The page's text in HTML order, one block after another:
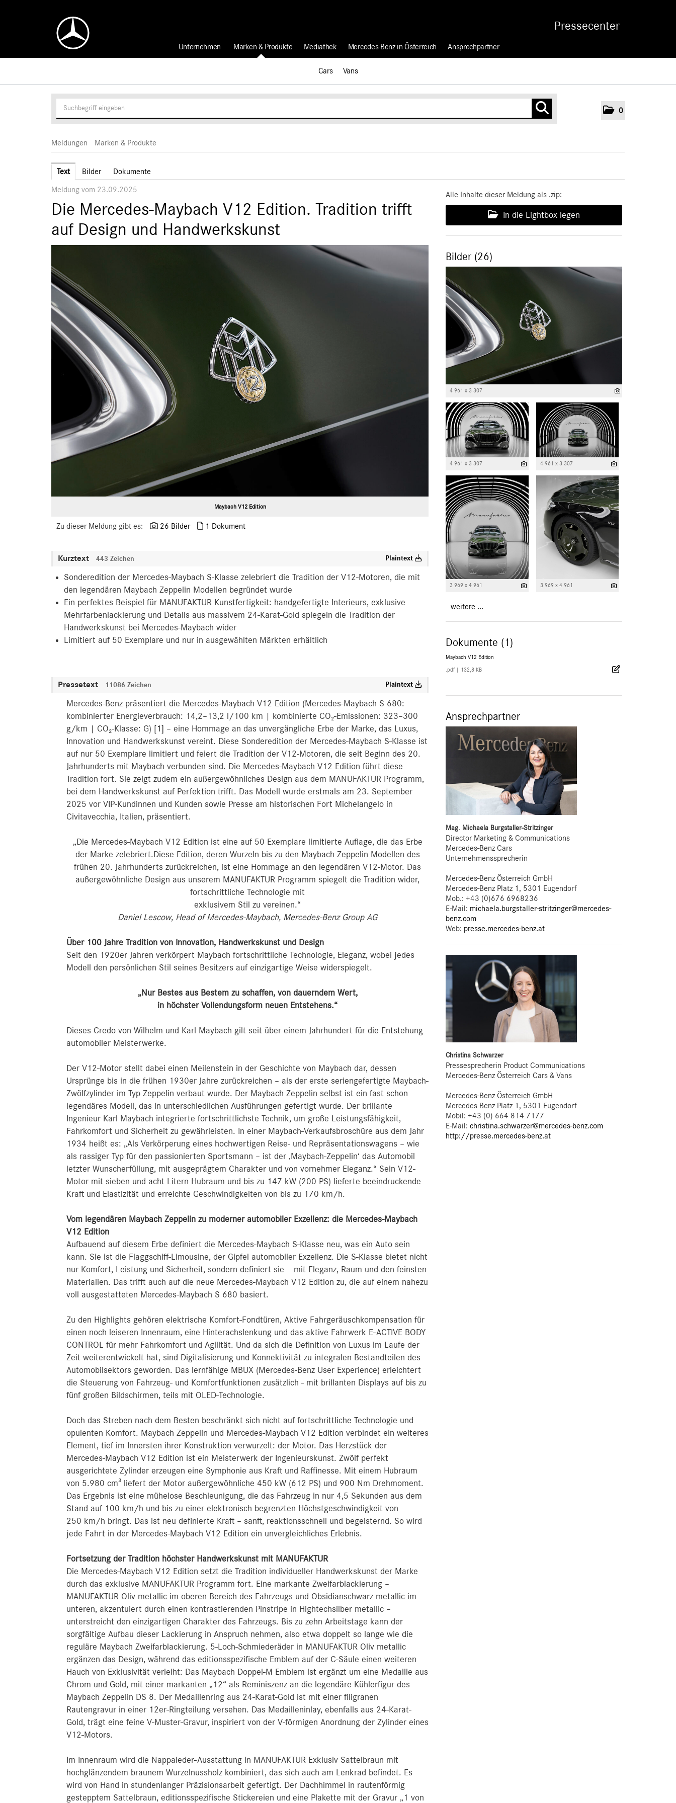
Pressecenter
0
Unternehmen Marken & Produkte
Cars Vans
Mediathek Mercedes-Benz in Österreich Ansprechpartner
Meldungen Marken & Produkte
Text Bilder Dokumente
Meldung vom 23.09.2025
Die Mercedes-Maybach V12 Edition. Tradition trifft
auf Design und Handwerkskunst
Maybach V12 Edition
Zu dieser Meldung gibt es: 26 Bilder 1 Dokument
Kurztext 443 Zeichen Plaintext
Sonderedition der Mercedes-Maybach S-Klasse zelebriert die Tradition der V12-Motoren, die mit
den legendären Maybach Zeppelin Modellen begründet wurde
Ein perfektes Beispiel für MANUFAKTUR Kunstfertigkeit: handgefertigte Interieurs, exklusive
Mehrfarbenlackierung und Details aus massivem 24-Karat-Gold spiegeln die Tradition der
Handwerkskunst bei Mercedes‑Maybach wider
Limitiert auf 50 Exemplare und nur in ausgewählten Märkten erhältlich
Pressetext 11086 Zeichen Plaintext
Mercedes-Benz präsentiert die Mercedes‑Maybach V12 Edition (Mercedes‑Maybach S 680:
kombinierter Energieverbrauch: 14,2–13,2 l/100 km | kombinierte CO₂-Emissionen: 323–300
g/km | CO₂-Klasse: G) [1] – eine Hommage an das unvergängliche Erbe der Marke, das Luxus,
Innovation und Handwerkskunst vereint. Diese Sonderedition der Mercedes‑Maybach S‑Klasse ist
auf nur 50 Exemplare limitiert und feiert die Tradition der V12-Motoren, die seit Beginn des 20.
Jahrhunderts mit Maybach verbunden sind. Die Mercedes‑Maybach V12 Edition führt diese
Tradition fort. Sie zeigt zudem ein außergewöhnliches Design aus dem MANUFAKTUR Programm,
bei dem Handwerkskunst auf Perfektion trifft. Das Modell wurde erstmals am 23. September
2025 vor VIP-Kundinnen und Kunden sowie Presse am historischen Fort Michelangelo in
Civitavecchia, Italien, präsentiert.
„Die Mercedes‑Maybach V12 Edition ist eine auf 50 Exemplare limitierte Auflage, die das Erbe
der Marke zelebriert.Diese Edition, deren Wurzeln bis zu den Maybach Zeppelin Modellen des
frühen 20. Jahrhunderts zurückreichen, ist eine Hommage an den legendären V12-Motor. Das
außergewöhnliche Design aus unserem MANUFAKTUR Programm spiegelt die Tradition wider,
fortschrittliche Technologie mit
exklusivem Stil zu vereinen.“
Daniel Lescow, Head of Mercedes-Maybach, Mercedes-Benz Group AG
Über 100 Jahre Tradition von Innovation, Handwerkskunst und Design
Seit den 1920er Jahren verkörpert Maybach fortschrittliche Technologie, Eleganz, wobei jedes
Modell den persönlichen Stil seines Besitzers auf einzigartige Weise widerspiegelt.
„Nur Bestes aus Bestem zu schaffen, von dauerndem Wert,
in höchster Vollendungsform neuen Entstehens.“
Dieses Credo von Wilhelm und Karl Maybach gilt seit über einem Jahrhundert für die Entstehung
automobiler Meisterwerke.
Der V12-Motor stellt dabei einen Meilenstein in der Geschichte von Maybach dar, dessen
Ursprünge bis in die frühen 1930er Jahre zurückreichen – als der erste seriengefertigte Maybach-
Zwölfzylinder im Typ Zeppelin verbaut wurde. Der Maybach Zeppelin selbst ist ein fast schon
legendäres Modell, das in unterschiedlichen Ausführungen gefertigt wurde. Der brillante
Ingenieur Karl Maybach integrierte fortschrittlichste Technik, um große Leistungsfähigkeit,
Fahrkomfort und Sicherheit zu gewährleisten. In einer Maybach-Verkaufsbroschüre aus dem Jahr
1934 heißt es: „Als Verkörperung eines hochwertigen Reise- und Repräsentationswagens – wie
als rassiger Typ für den passionierten Sportsmann – ist der ‚Maybach-Zeppelin‘ das Automobil
letzter Wunscherfüllung, mit ausgeprägtem Charakter und von vornehmer Eleganz.“ Sein V12-
Motor mit sieben und acht Litern Hubraum und bis zu 147 kW (200 PS) lieferte beeindruckende
Kraft und Elastizität und erreichte Geschwindigkeiten von bis zu 170 km/h.
Vom legendären Maybach Zeppelin zu moderner automobiler Exzellenz: die Mercedes‑Maybach
V12 Edition
Aufbauend auf diesem Erbe definiert die Mercedes‑Maybach S-Klasse neu, was ein Auto sein
kann. Sie ist die Flaggschiff-Limousine, der Gipfel automobiler Exzellenz. Die S‑Klasse bietet nicht
nur Komfort, Leistung und Sicherheit, sondern definiert sie – mit Eleganz, Raum und den feinsten
Materialien. Das trifft auch auf die neue Mercedes‑Maybach V12 Edition zu, die auf einem nahezu
voll ausgestatteten Mercedes‑Maybach S 680 basiert.
Zu den Highlights gehören elektrische Komfort-Fondtüren, Aktive Fahrgeräuschkompensation für
einen noch leiseren Innenraum, eine Hinterachslenkung und das aktive Fahrwerk E-ACTIVE BODY
CONTROL für mehr Fahrkomfort und Agilität. Und da sich die Definition von Luxus im Laufe der
Zeit weiterentwickelt hat, sind Digitalisierung und Konnektivität zu integralen Bestandteilen des
Automobilsektors geworden. Das lernfähige MBUX (Mercedes‑Benz User Experience) erleichtert
die Steuerung von Fahrzeug- und Komfortfunktionen zusätzlich - mit brillanten Displays auf bis zu
fünf großen Bildschirmen, teils mit OLED-Technologie.
Doch das Streben nach dem Besten beschränkt sich nicht auf fortschrittliche Technologie und
opulenten Komfort. Maybach Zeppelin und Mercedes‑Maybach V12 Edition verbindet ein weiteres
Element, tief im Innersten ihrer Konstruktion verwurzelt: der Motor. Das Herzstück der
Mercedes‑Maybach V12 Edition ist ein Meisterwerk der Ingenieurskunst. Zwölf perfekt
ausgerichtete Zylinder erzeugen eine Symphonie aus Kraft und Raffinesse. Mit einem Hubraum
von 5.980 cm³ liefert der Motor außergewöhnliche 450 kW (612 PS) und 900 Nm Drehmoment.
Das Ergebnis ist eine mühelose Beschleunigung, die das Fahrzeug in nur 4,5 Sekunden aus dem
Stand auf 100 km/h und bis zu einer elektronisch begrenzten Höchstgeschwindigkeit von
250 km/h bringt. Das ist neu definierte Kraft – sanft, reaktionsschnell und begeisternd. So wird
jede Fahrt in der Mercedes‑Maybach V12 Edition ein unvergleichliches Erlebnis.
Fortsetzung der Tradition höchster Handwerkskunst mit MANUFAKTUR
Die Mercedes‑Maybach V12 Edition setzt die Tradition individueller Handwerkskunst der Marke
durch das exklusive MANUFAKTUR Programm fort. Eine markante Zweifarblackierung –
MANUFAKTUR Oliv metallic im oberen Bereich des Fahrzeugs und Obsidianschwarz metallic im
unteren, akzentuiert durch einen kontrastierenden Pinstripe in Hightechsilber metallic –
unterstreicht den einzigartigen Charakter des Fahrzeugs. Bis zu zehn Arbeitstage kann der
sorgfältige Aufbau dieser Lackierung in Anspruch nehmen, also etwa doppelt so lange wie die
reguläre Maybach Zweifarblackierung. 5-Loch-Schmiederäder in MANUFAKTUR Oliv metallic
ergänzen das Design, während das editionsspezifische Emblem auf der C-Säule einen weiteren
Hauch von Exklusivität verleiht: Das Maybach Doppel-M Emblem ist ergänzt um eine Medaille aus
Chrom und Gold, mit einer markanten „12“ als Reminiszenz an die legendäre Kühlerfigur des
Maybach Zeppelin DS 8. Der Medaillenring aus 24-Karat-Gold ist mit einer filigranen
Rautengravur in einer 12er-Ringteilung versehen. Das Medailleninlay, ebenfalls aus 24-Karat-
Gold, trägt eine feine V-Muster-Gravur, inspiriert von der V-förmigen Anordnung der Zylinder eines
V12-Motors.
Im Innenraum wird die Nappaleder-Ausstattung in MANUFAKTUR Exklusiv Sattelbraun mit
hochglänzendem braunem Wurzelnussholz kombiniert, das sich auch am Lenkrad befindet. Es
wird von Hand in stundenlanger Präzisionsarbeit gefertigt. Der Dachhimmel in rautenförmig
gestepptem Sattelbraun, editionsspezifische Stickereien und eine Plakette mit der Gravur „1 von
Alle Inhalte dieser Meldung als .zip:
In die Lightbox legen
Bilder (26)
4 961 x 3 307
4 961 x 3 307 4 961 x 3 307
3 969 x 4 961 3 969 x 4 961
weitere ...
Dokumente (1)
Maybach V12 Edition
.pdf 132,8 KB
Ansprechpartner
Mag. Michaela Burgstaller-Stritzinger
Director Marketing & Communications
Mercedes-Benz Cars
Unternehmenssprecherin
Mercedes-Benz Österreich GmbH
Mercedes-Benz Platz 1, 5301 Eugendorf
Mob.:+43 (0)676 6968236
E-Mail: michaela.burgstaller-stritzinger@mercedes-
benz.com
Web: presse.mercedes-benz.at
Christina Schwarzer
Pressesprecherin Product Communications
Mercedes-Benz Österreich Cars & Vans
Mercedes-Benz Österreich GmbH
Mercedes-Benz Platz 1, 5301 Eugendorf
Mobil: +43 (0) 664 814 7177
E-Mail:christina.schwarzer@mercedes-benz.com
http://presse.mercedes-benz.at